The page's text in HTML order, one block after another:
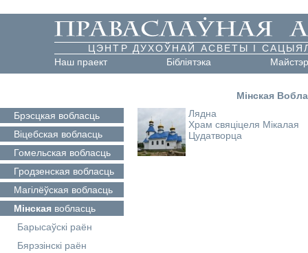
ЦЭНТР ДУХОЎНАЙ АСВЕТЫ І
Наш праект
Бібліятэка
Мінская
Брэсцкая вобласць
Віцебская вобласць
Гомельская вобласць
Гродзенская вобласць
Магілёўская вобласць
Мінская вобласць
Барысаўскі раён
Бярэзінскі раён
Лядна
Храм свяціцеля Мікалая
Цудатворца